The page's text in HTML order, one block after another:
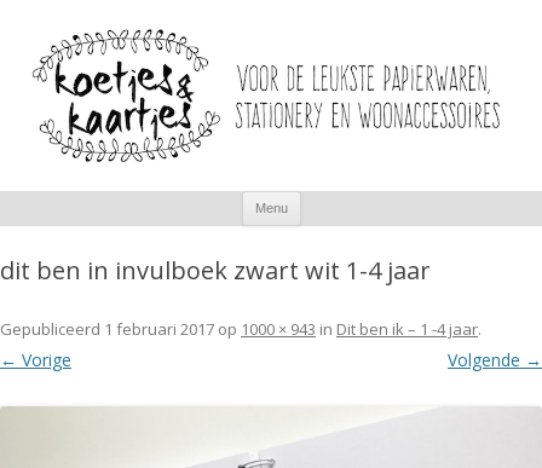
Menu
inhoud
dit ben in invulboek zwart wit 1-4 jaar
Gepubliceerd 1 februari 2017 op 1000 × 943 in Dit ben ik – 1 -4 jaar.
← Vorige Volgende →